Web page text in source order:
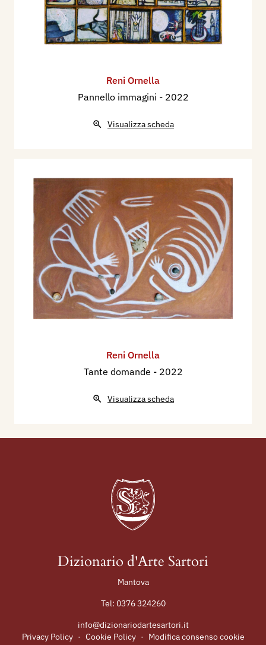
Reni Ornella
Pannello immagini - 2022
Visualizza scheda
Reni Ornella
Tante domande - 2022
Visualizza scheda
Dizionario d'Arte Sartori
Mantova
Tel: 0376 324260
info@dizionariodartesartori.it
Privacy Policy · Cookie Policy · Modifica consenso cookie